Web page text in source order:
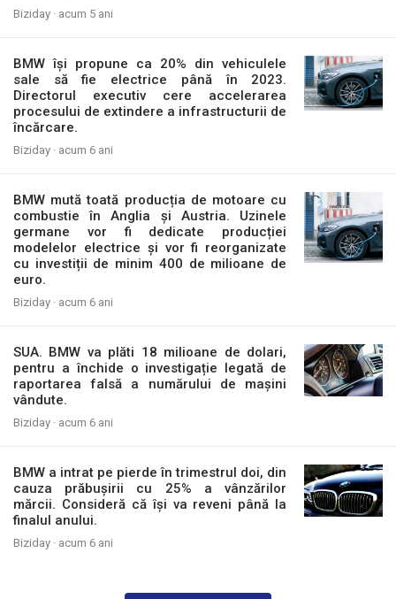
Biziday · acum 5 ani
BMW își propune ca 20% din vehiculele
sale să fie electrice până în 2023.
Directorul executiv cere accelerarea
procesului de extindere a infrastructurii de
încărcare.
Biziday · acum 6 ani
BMW mută toată producția de motoare cu
combustie în Anglia și Austria. Uzinele
germane vor fi dedicate producției
modelelor electrice și vor fi reorganizate
cu investiții de minim 400 de milioane de
euro.
Biziday · acum 6 ani
SUA. BMW va plăti 18 milioane de dolari,
pentru a închide o investigație legată de
raportarea falsă a numărului de mașini
vândute.
Biziday · acum 6 ani
BMW a intrat pe pierde în trimestrul doi, din
cauza prăbușirii cu 25% a vânzărilor
mărcii. Consideră că își va reveni până la
finalul anului.
Biziday · acum 6 ani